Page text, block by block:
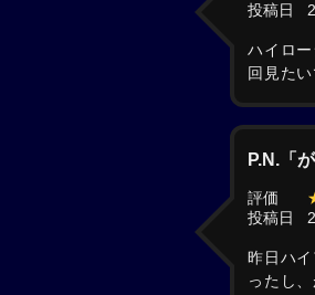
投稿日
ハイロ
回見たい
P.N.「
評価
投稿日
昨日ハ
ったし